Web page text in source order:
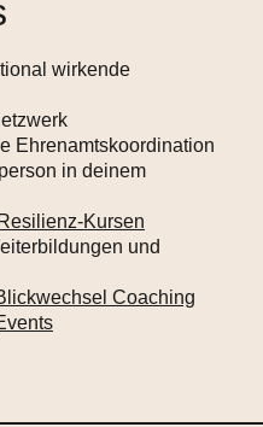
wirkende
Ehrenamtskoordination
in deinem
Resilienz-Kursen
und
Coaching